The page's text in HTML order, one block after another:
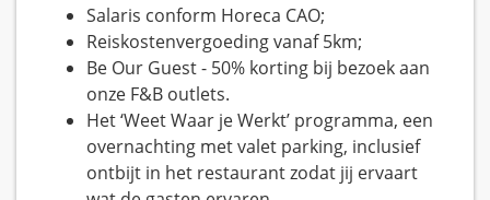
Salaris conform Horeca CAO;
Reiskostenvergoeding vanaf 5km;
Be Our Guest - 50% korting bij bezoek aan
onze F&B outlets.
Het ‘Weet Waar je Werkt’ programma, een
overnachting met valet parking, inclusief
ontbijt in het restaurant zodat jij ervaart